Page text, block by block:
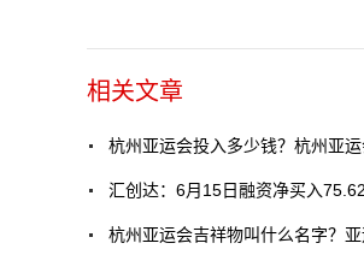
相关文章
杭州亚运会投入多少钱？杭州亚运
汇创达：6月15日融资净买入
杭州亚运会吉祥物叫什么名字？